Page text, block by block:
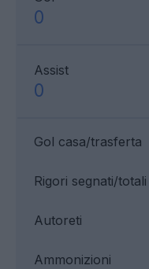
0
Assist
0
Gol casa/trasferta
Ammonizioni
Rigori segnati/totali
Autoreti